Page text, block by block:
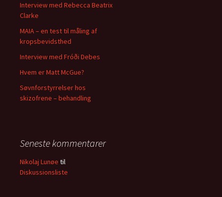
Interview med Rebecca Beatrix
Clarke
MAIA – en test til måling af
kropsbevidsthed
Interview med Fróði Debes
Hvem er Matt McGue?
Søvnforstyrrelser hos
skizofrene – behandling
Seneste kommentarer
Nikolaj Lunøe til
Diskussionsliste